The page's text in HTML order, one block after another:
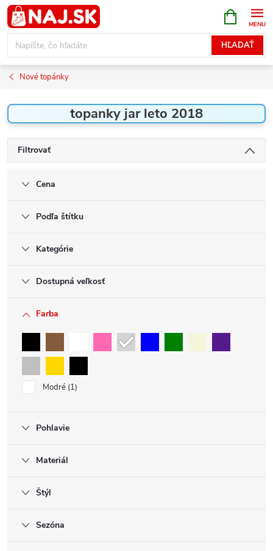
Prejsť
na
obsah
HĽADAŤ
KOŠÍK
Nové topánky
topanky jar leto 2018
Filtrovať
Cena
Podľa štítku
Kategórie
Dostupná veľkosť
Farba
Modré 1
Pohlavie
Materiál
Štýl
Sezóna